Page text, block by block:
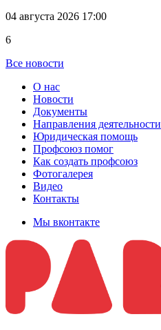
04 августа 2026 17:00
6
Все новости
О нас
Новости
Документы
Направления деятельности
Юридическая помощь
Профсоюз помог
Как создать профсоюз
Фотогалерея
Видео
Контакты
Мы вконтакте